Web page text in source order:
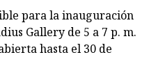
para la inauguración
Gallery de 5 a 7 p. m.
hasta el 30 de